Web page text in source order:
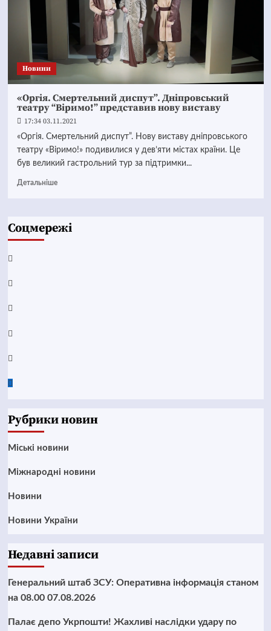
Новини
«Оргія. Смертельний диспут”. Дніпровський
театру “Віримо!” представив нову виставу
17:34 03.11.2021
«Оргія. Смертельний диспут”. Нову виставу дніпровського
театру «Віримо!» подивилися у дев’яти містах країни. Це
був великий гастрольний тур за підтримки...
Детальніше
Соцмережі
Facebook
YouTube
Telegram
Instagram
Twitter
Google
Рубрики новин
Mіські новини
Міжнародні новини
Новини
Новини України
Недавні записи
Генеральний штаб ЗСУ: Оперативна інформація станом
на 08.00 07.08.2026
Палає депо Укрпошти! Жахливі наслідки удару по